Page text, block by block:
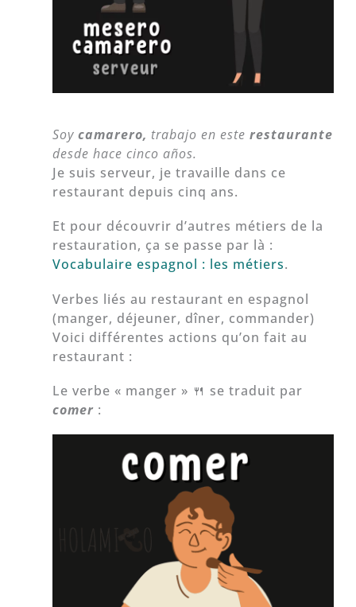
Soycamarero, trabajo en este restaurante
desde hace cinco años.
Je suis serveur, je travaille dans ce
restaurant depuis cinq ans.
Et pour découvrir d’autres métiers de la
restauration, ça se passe par là :
Vocabulaire espagnol : les métiers.
Verbes liés au restaurant en espagnol
(manger, déjeuner, dîner, commander)
Voici différentes actions qu’on fait au
restaurant :
Le verbe « manger » 🍴 se traduit par
comer :